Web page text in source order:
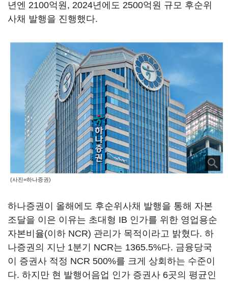
년엔 2100억원, 2024년에도 2500억원 규모 후순위
사채 발행을 진행했다.
(사진=하나증권)
하나증권이 올해에도 후순위사채 발행을 통해 자본
조달을 이은 이유는 초대형 IB 인가를 위한 영업용순
자본비율(이하 NCR) 관리가 목적이라고 밝혔다. 하
나증권의 지난 1분기 NCR는 1365.5%다. 금융당국
이 증권사 적정 NCR 500%를 크게 상회하는 수준이
다. 하지만 현 발행어음업 인가 증권사 6곳의 평균인